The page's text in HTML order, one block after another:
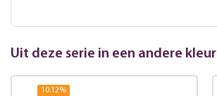
Uit deze serie in een andere kleur
10.12%